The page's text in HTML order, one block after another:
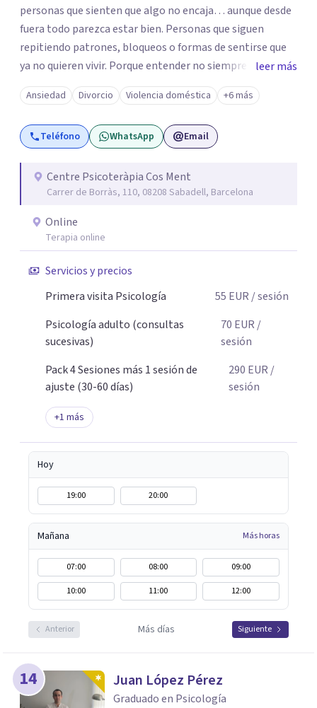
personas que sienten que algo no encaja… aunque desde
fuera todo parezca estar bien. Personas que siguen
repitiendo patrones, bloqueos o formas de sentirse que
ya no quieren vivir. Porque entender no siempre
transforma. Mi enfoque va más allá de la conversación.
Trabajo en los niveles más profundos donde se
construyen las respuestas automáticas que hoy te
limitan: creencias, memorias emocionales y patrones
cambios que no solo se comprenden, sino que se
integran: en cómo piensas, cómo sientes y cómo te
en intervenciones precisas, en ir a la raíz y en
transformaciones reales y sostenibles. Trabajo desde un
espacio cercano, seguro y sin juicio. Pero también desde
incomoda. Tu cambio no empieza cuando lo entiendes.
Empieza cuando dejas de repetir lo mismo.
leer más
Ansiedad Divorcio Violencia doméstica +6 más
Teléfono WhatsApp Email
Centre Psicoteràpia Cos Ment
Carrer de Borràs, 110, 08208 Sabadell, Barcelona
Online
Terapia online
Servicios y precios
Primera visita Psicología
55 EUR / sesión
Psicología adulto (consultas
sucesivas)
70 EUR /
sesión
Pack 4 Sesiones más 1 sesión de
ajuste (30-60 días)
290 EUR /
sesión
+1 más
Hoy
19:00 20:00
Mañana Más horas
07:00 08:00
09:00
10:00
11:00 12:00
Anterior Más días Siguiente
14 Juan López Pérez
Graduado en Psicología